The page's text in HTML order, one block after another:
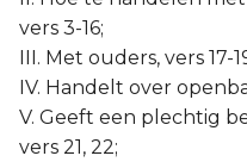
vers 3-16;
III. Met ouders, vers 17-
IV. Handelt over
V. Geeft een plechtig
vers 21, 22;